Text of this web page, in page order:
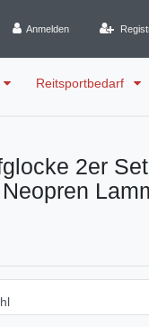
Anmelden
Reitsportbedarf
2er